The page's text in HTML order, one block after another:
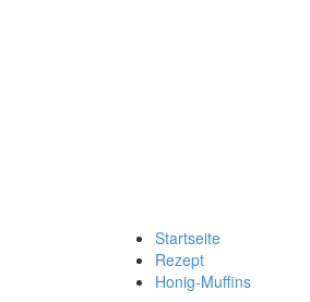
Startseite
Rezept
Honig-Muffins